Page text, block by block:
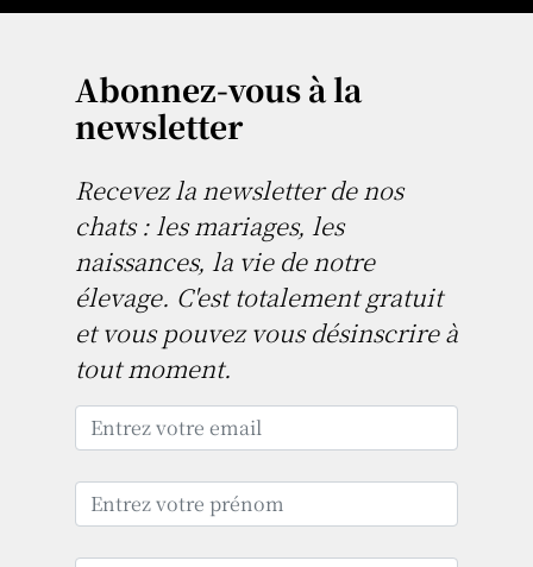
Abonnez-vous à la
newsletter
Recevez la newsletter de nos
chats : les mariages, les
naissances, la vie de notre
élevage. C'est totalement gratuit
et vous pouvez vous désinscrire à
tout moment.